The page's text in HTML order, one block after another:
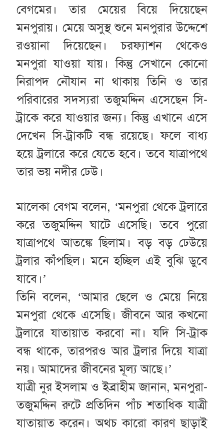
বেগমের। তার মেয়ের বিয়ে দিয়েছেন
মনপুরায়। মেয়ে অসুস্থ শুনে মনপুরার উদ্দেশে
রওয়ানা দিয়েছেন। চরফ্যাশন থেকেও
মনপুরা যাওয়া যায়। কিন্তু সেখানে কোনো
নিরাপদ নৌযান না থাকায় তিনি ও তার
পরিবারের সদস্যরা তজুমদ্দিন এসেছেন সি-
ট্রাকে করে যাওয়ার জন্য। কিন্তু এখানে এসে
দেখেন সি-ট্রাকটি বন্ধ রয়েছে। ফলে বাধ্য
হয়ে ট্রলারে করে যেতে হবে। তবে যাত্রাপথে
তার ভয় নদীর ঢেউ।
মালেকা বেগম বলেন, ‘মনপুরা থেকে ট্রলারে
করে তজুমদ্দিন ঘাটে এসেছি। তবে পুরো
যাত্রাপথে আতঙ্কে ছিলাম। বড় বড় ঢেউয়ে
ট্রলার কাঁপছিল। মনে হচ্ছিল এই বুঝি ডুবে
যাবে।’
তিনি বলেন, ‘আমার ছেলে ও মেয়ে নিয়ে
মনপুরা থেকে এসেছি। জীবনে আর কখনো
ট্রলারে যাতায়াত করবো না। যদি সি-ট্রাক
বন্ধ থাকে, তারপরও আর ট্রলার দিয়ে যাত্রা
নয়। আমাদের জীবনের মূল্য আছে।’
যাত্রী নুর ইসলাম ও ইব্রাহীম জানান, মনপুরা-
তজুমদ্দিন রুটে প্রতিদিন পাঁচ শতাধিক যাত্রী
যাতায়াত করেন। অথচ কারো কারণ ছাড়াই